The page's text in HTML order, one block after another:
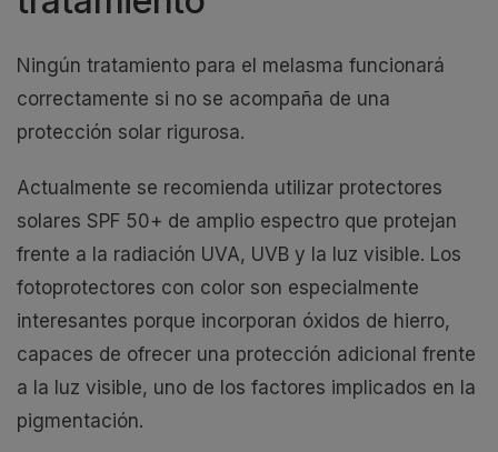
Ningún tratamiento para el melasma funcionará
correctamente si no se acompaña de una
protección solar rigurosa.
Actualmente se recomienda utilizar protectores
solares SPF 50+ de amplio espectro que protejan
frente a la radiación UVA, UVB y la luz visible. Los
fotoprotectores con color son especialmente
interesantes porque incorporan óxidos de hierro,
capaces de ofrecer una protección adicional frente
a la luz visible, uno de los factores implicados en la
pigmentación.